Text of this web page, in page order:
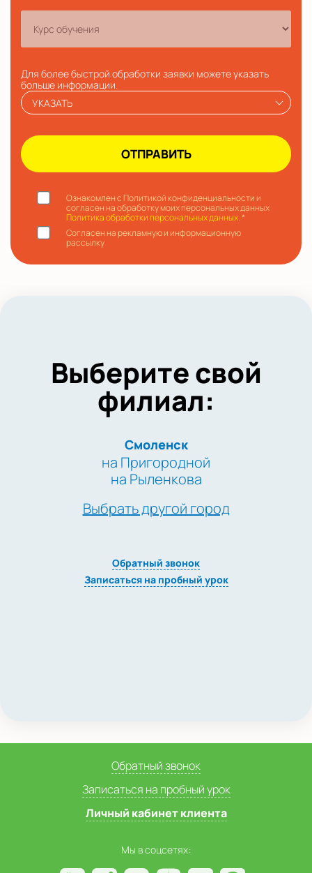
Для более быстрой обработки заявки можете указать
больше информации.
УКАЗАТЬ
Ознакомлен с Политикой конфиденциальности и
согласен на обработку моих персональных данных
Политика обработки персональных данных.*
Согласен на рекламную и информационную
рассылку
Выберите свой
филиал:
Смоленск
на Пригородной
на Рыленкова
Выбрать другой город
Обратный звонок
Записаться на пробный урок
Обратный звонок
Записаться на пробный урок
Личный кабинет клиента
Мы в соцсетях: